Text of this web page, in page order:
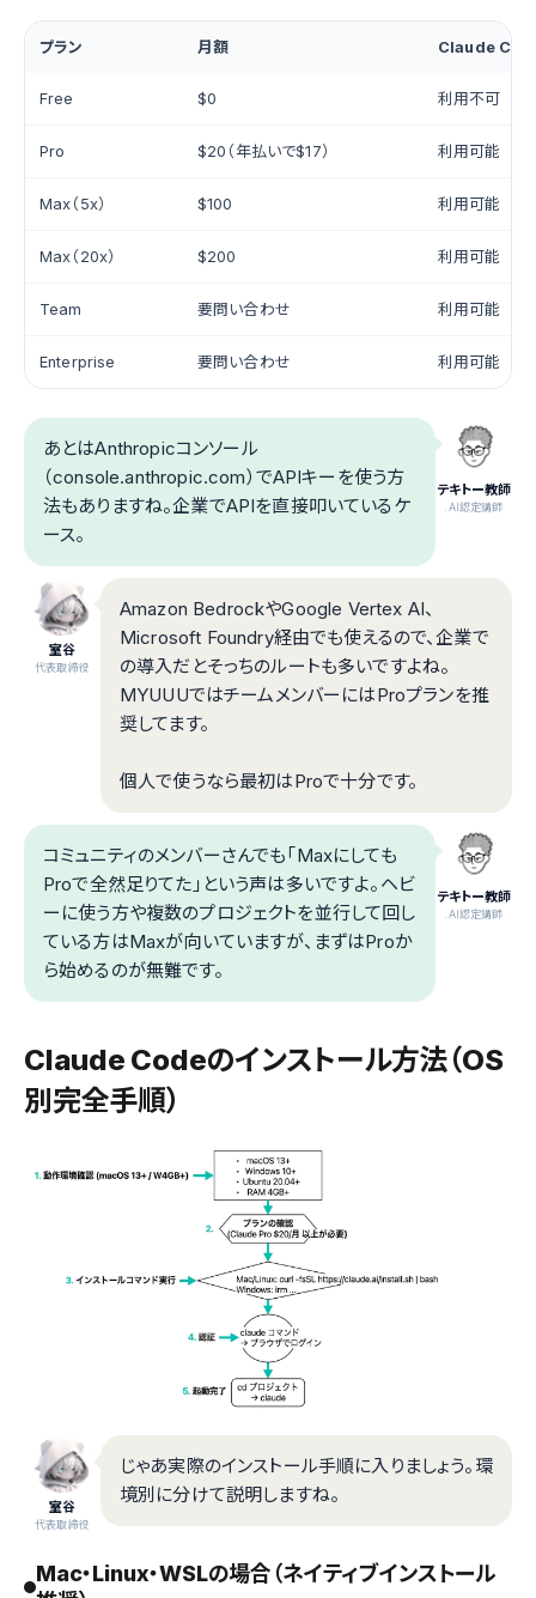
プラン 月額 Claude
Free $0 利用不可
Pro $20（年払いで$17） 利用可能
Max（5x） $100 利用可能
Max（20x） $200 利用可能
Team 要問い合わせ 利用可能
Enterprise 要問い合わせ 利用可能
テキトー教師
.AI認定講師
あとはAnthropicコンソール
（console.anthropic.com）でAPIキーを使う方
法もありますね。企業でAPIを直接叩いているケ
ース。
室谷
代表取締役
Amazon BedrockやGoogle Vertex AI、
Microsoft Foundry経由でも使えるので、企業で
の導入だとそっちのルートも多いですよね。
MYUUUではチームメンバーにはProプランを推
奨してます。
個人で使うなら最初はProで十分です。
テキトー教師
.AI認定講師
コミュニティのメンバーさんでも「Maxにしても
Proで全然足りてた」という声は多いですよ。ヘビ
ーに使う方や複数のプロジェクトを並行して回し
ている方はMaxが向いていますが、まずはProか
ら始めるのが無難です。
Claude Codeのインストール方法（OS
別完全手順）
室谷
代表取締役
じゃあ実際のインストール手順に入りましょう。環
境別に分けて説明しますね。
Mac・Linux・WSLの場合（ネイティブインストール